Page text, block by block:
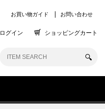
お買い物ガイド お問い合わせ
ログイン ショッピングカート